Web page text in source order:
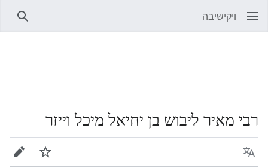
ויקישיבה
רבי מאיר ליבוש בן יחיאל מיכל וייזר
שפה מעקב